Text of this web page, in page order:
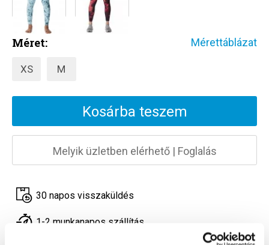
Méret: Mérettáblázat
XS M
Kosárba teszem
Melyik üzletben elérhető| Foglalás
30 napos visszaküldés
1-2 munkanapos szállítás